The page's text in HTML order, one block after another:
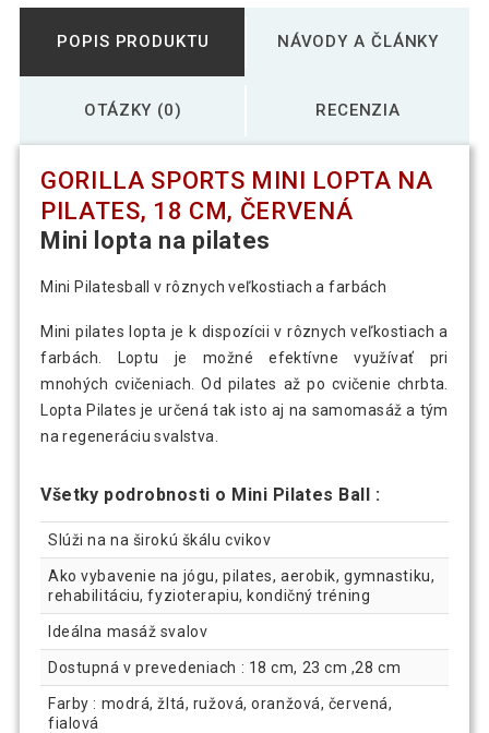
POPIS PRODUKTU NÁVODY A ČLÁNKY
OTÁZKY (0) RECENZIA
GORILLA SPORTS MINI LOPTA NA
PILATES, 18 CM, ČERVENÁ
Mini lopta na pilates
Mini Pilatesball v rôznych veľkostiach a farbách
Mini pilates lopta je k dispozícii v rôznych veľkostiach a
farbách. Loptu je možné efektívne využívať pri
mnohých cvičeniach. Od pilates až po cvičenie chrbta.
Lopta Pilates je určená tak isto aj na samomasáž a tým
na regeneráciu svalstva.
Všetky podrobnosti o Mini Pilates Ball :
Slúži na na širokú škálu cvikov
Ako vybavenie na jógu, pilates, aerobik, gymnastiku,
rehabilitáciu, fyzioterapiu, kondičný tréning
Ideálna masáž svalov
Dostupná v prevedeniach : 18 cm, 23 cm ,28 cm
Farby : modrá, žltá, ružová, oranžová, červená,
fialová